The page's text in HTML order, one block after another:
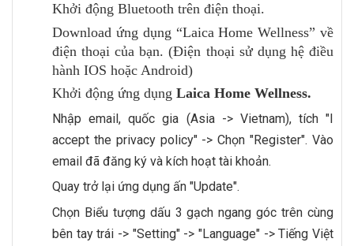
Khởi động Bluetooth trên điện thoại.
Download ứng dụng “Laica Home Wellness” về
điện thoại của bạn. (Điện thoại sử dụng hệ điều
hành IOS hoặc Android)
Khởi động ứng dụng Laica Home Wellness.
Nhập email, quốc gia (Asia -> Vietnam), tích "I
accept the privacy policy" -> Chọn "Register". Vào
email đã đăng ký và kích hoạt tài khoản.
Quay trở lại ứng dụng ấn "Update".
Chọn Biểu tượng dấu 3 gạch ngang góc trên cùng
bên tay trái -> "Setting" -> "Language" -> Tiếng Việt